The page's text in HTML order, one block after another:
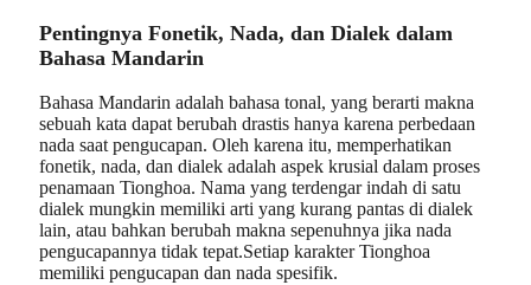
Pentingnya Fonetik, Nada, dan Dialek dalam
Bahasa Mandarin
Bahasa Mandarin adalah bahasa tonal, yang berarti makna
sebuah kata dapat berubah drastis hanya karena perbedaan
nada saat pengucapan. Oleh karena itu, memperhatikan
fonetik, nada, dan dialek adalah aspek krusial dalam proses
penamaan Tionghoa. Nama yang terdengar indah di satu
dialek mungkin memiliki arti yang kurang pantas di dialek
lain, atau bahkan berubah makna sepenuhnya jika nada
pengucapannya tidak tepat.Setiap karakter Tionghoa
memiliki pengucapan dan nada spesifik.